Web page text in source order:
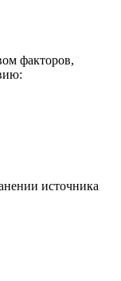
факторов,
источника